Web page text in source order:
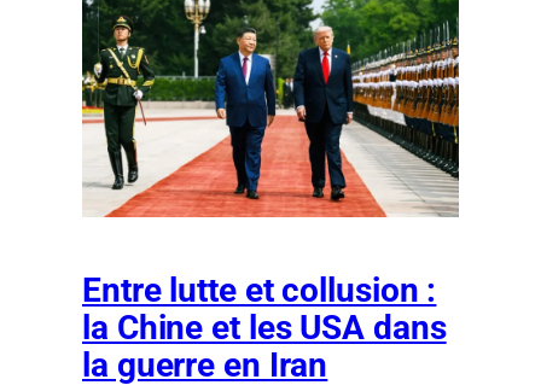
Entre lutte et collusion :
la Chine et les USA dans
la guerre en Iran